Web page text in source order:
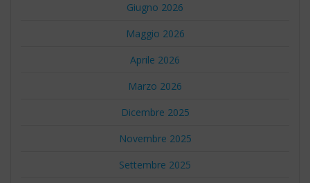
Giugno 2026
Maggio 2026
Aprile 2026
Marzo 2026
Dicembre 2025
Novembre 2025
Settembre 2025